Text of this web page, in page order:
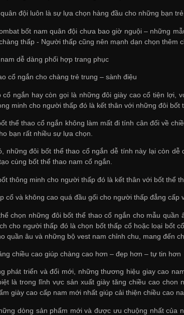
đội luôn là sự lựa chọn hàng đầu cho những bạn
bốt nam quân đội chưa bao giờ nguội – những
thấp - Người thấp cũng nên mạnh dạn chọn
dễ dàng phối hợp trang phục
cổ ngắn cho chàng trẻ trung – sành điệu
cổ ngắn hay còn gọi là những đôi giày cao cổ tiện lợi,
minh cho người thấp đó là kết thân với những đôi bốt
thể thao cổ ngắn không làm mất đi tính cân đối về
bạn rất nhiều sự lựa chọn.
những đôi bốt thể thao cổ ngắn dễ tính này lại còn
cùng bốt thể thao nam cổ ngắn.
thông minh cho người thấp đó là kết thân với bốt thể
cổ và không cao quá đầu gối cho người thấp đẳng cấp
chọn những đôi bốt thể thao cổ ngắn cho mẫu
cho người thấp đó là chọn bốt thấp cổ hoặc loại bốt
quần âu và những bộ vest nam chỉnh chu, mang đến
chiều cao giúp chàng cao hơn – đẹp hơn – tự tin hơn
phát triển và đổi mới, những thương hiệu giay cao
là trong lĩnh vực sản xuất giày tăng chiều cao
giày cao cấp nam mới nhất giúp cải thiện chiều cao
dòng sản phẩm mới và được ưu chuộng nhất